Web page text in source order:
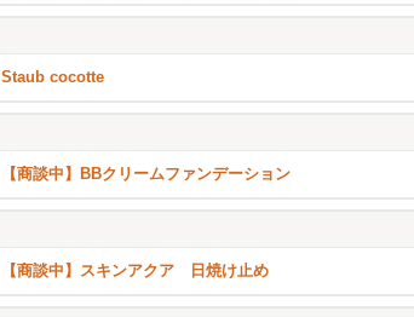
Staub cocotte
【商談中】BBクリームファンデーション
【商談中】スキンアクア 日焼け止め